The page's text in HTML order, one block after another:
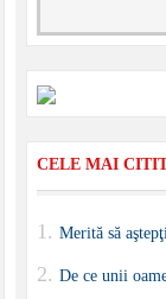
CELE MAI
Merită să
De ce unii